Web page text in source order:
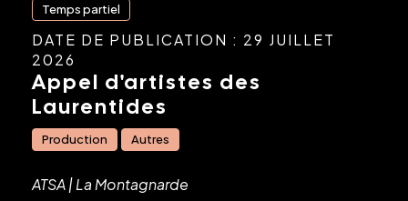
Temps partiel
DATE DE PUBLICATION : 29 JUILLET
2026
Appel d'artistes des
Laurentides
Production Autres
ATSA | La Montagnarde